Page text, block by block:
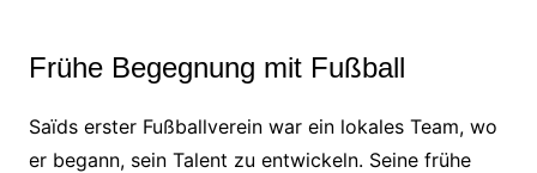
Frühe Begegnung mit Fußball
Saïds erster Fußballverein war ein lokales Team, wo
er begann, sein Talent zu entwickeln. Seine frühe